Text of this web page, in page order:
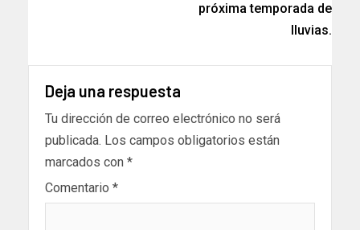
próxima temporada de
lluvias.
Deja una respuesta
Tu dirección de correo electrónico no será
publicada. Los campos obligatorios están
marcados con *
Comentario *